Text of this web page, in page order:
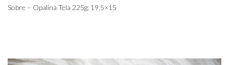
Sobre – Opalina Tela 225g; 19,5×15